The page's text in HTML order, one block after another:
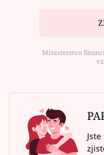
Ministerstvo